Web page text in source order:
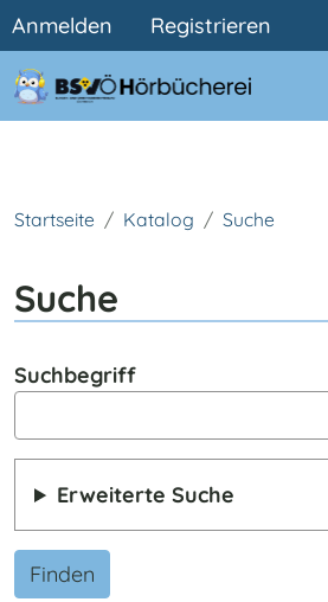
Direkt
Benutzermenü
Anmelden Registrieren
Startseite Katalog Suche
Suche
Suchbegriff
Erweiterte Suche
Finden